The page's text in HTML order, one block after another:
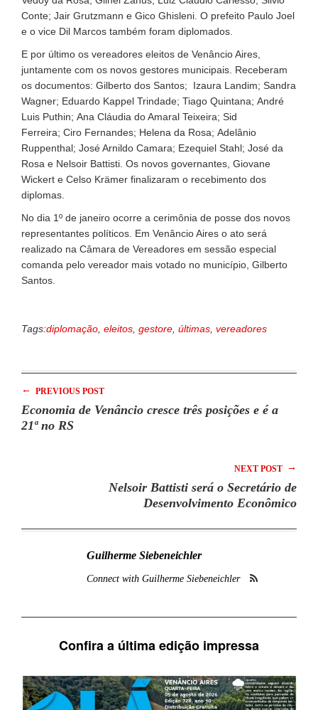
Conte; Jair Grutzmann e Gico Ghisleni. O prefeito Paulo Joel
e o vice Dil Marcos também foram diplomados.
E por último os vereadores eleitos de Venâncio Aires,
juntamente com os novos gestores municipais. Receberam
os documentos: Gilberto dos Santos; Izaura Landim; Sandra
Wagner; Eduardo Kappel Trindade; Tiago Quintana; André
Luis Puthin; Ana Cláudia do Amaral Teixeira; Sid
Ferreira; Ciro Fernandes; Helena da Rosa; Adelânio
Ruppenthal; José Arnildo Camara; Ezequiel Stahl; José da
Rosa e Nelsoir Battisti. Os novos governantes, Giovane
Wickert e Celso Krämer finalizaram o recebimento dos
diplomas.
No dia 1º de janeiro ocorre a cerimônia de posse dos novos
representantes políticos. Em Venâncio Aires o ato será
realizado na Câmara de Vereadores em sessão especial
comanda pelo vereador mais votado no município, Gilberto
Santos.
Tags:diplomação eleitos gestore últimas vereadores
← PREVIOUS POST
Economia de Venâncio cresce três posições e é a
21ª no RS
NEXT POST →
Nelsoir Battisti será o Secretário de
Desenvolvimento Econômico
Guilherme Siebeneichler
Connect with Guilherme Siebeneichler
Confira a última edição impressa